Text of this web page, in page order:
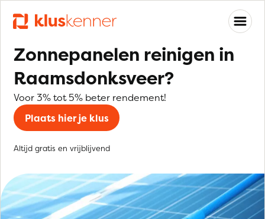
Zonnepanelen reinigen in
Raamsdonksveer?
Voor 3% tot 5% beter rendement!
Plaats hier je klus
Altijd gratis en vrijblijvend